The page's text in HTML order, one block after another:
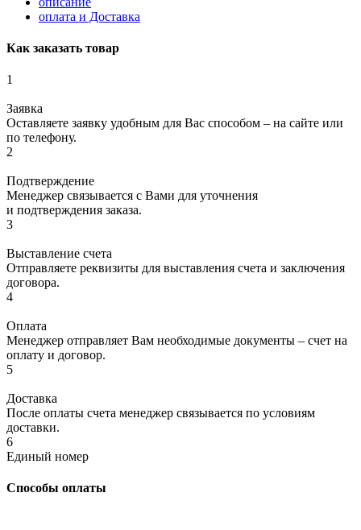
оплата и Доставка
Как заказать товар
1
Заявка
Оставляете заявку удобным для Вас способом – на сайте или
по телефону.
2
Подтверждение
Менеджер связывается с Вами для уточнения
и подтверждения заказа.
3
Выставление счета
Отправляете реквизиты для выставления счета и заключения
договора.
4
Оплата
Менеджер отправляет Вам необходимые документы – счет на
оплату и договор.
5
Доставка
После оплаты счета менеджер связывается по условиям
доставки.
6
Единый номер
Способы оплаты